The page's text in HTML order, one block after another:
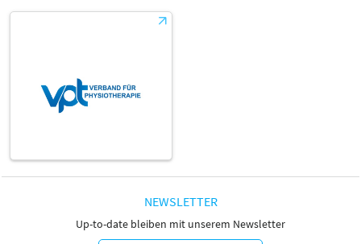
NEWSLETTER
Up-to-date bleiben mit unserem Newsletter